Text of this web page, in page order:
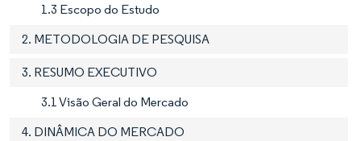
1.3 Escopo do Estudo
2. METODOLOGIA DE PESQUISA
3. RESUMO EXECUTIVO
3.1 Visão Geral do Mercado
4. DINÂMICA DO MERCADO